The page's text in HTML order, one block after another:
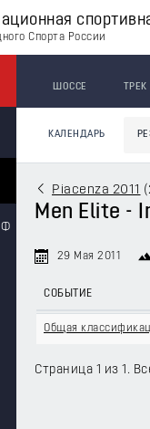
Спорта России
ШОССЕ ТРЕК
КАЛЕНДАРЬ
Piacenza 2011 (
Men Elite -
29 Мая 2011
СОБЫТИЕ
Общая
Страница 1 из 1.